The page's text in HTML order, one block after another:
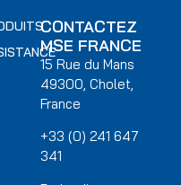
CONTACTEZ
MSE FRANCE
15 Rue du Mans
49300, Cholet,
France
+33 (0) 241 647
341